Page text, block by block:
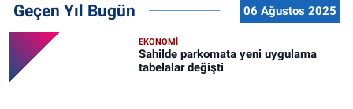
Geçen Yıl Bugün 06 Ağustos 2025
EKONOMİ
Sahilde parkomata yeni uygulama
tabelalar değişti